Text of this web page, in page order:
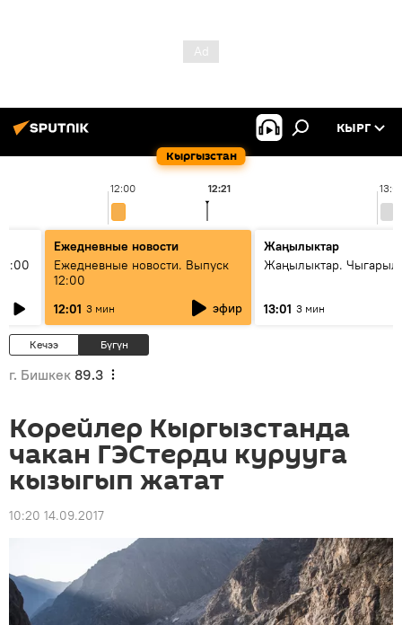
Кыргызстан
КЫРГ
12:00 12:21
Ежедневные новости
Ежедневные новости. Выпуск
12:00
12:01 3 мин эфир
Жаңылыктар
Жаңылыктар.
13:01 3 мин
Кечээ Бүгүн
г. Бишкек 89.3
Корейлер Кыргызстанда
чакан ГЭСтерди курууга
кызыгып жатат
10:20 14.09.2017